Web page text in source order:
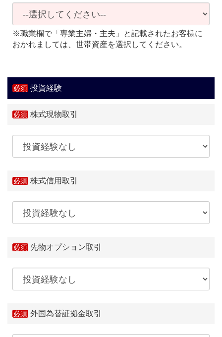
※職業欄で「専業主婦・主夫」と記載されたお客様に
おかれましては、世帯資産を選択してください。
投資経験
株式現物取引
株式信用取引
先物オプション取引
外国為替証拠金取引